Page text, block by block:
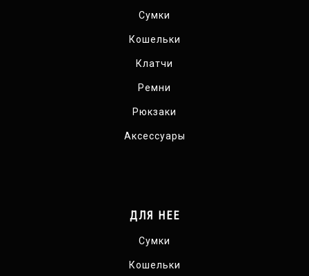
Сумки
Кошельки
Клатчи
Ремни
Рюкзаки
Аксессуары
ДЛЯ НЕЕ
Сумки
Кошельки